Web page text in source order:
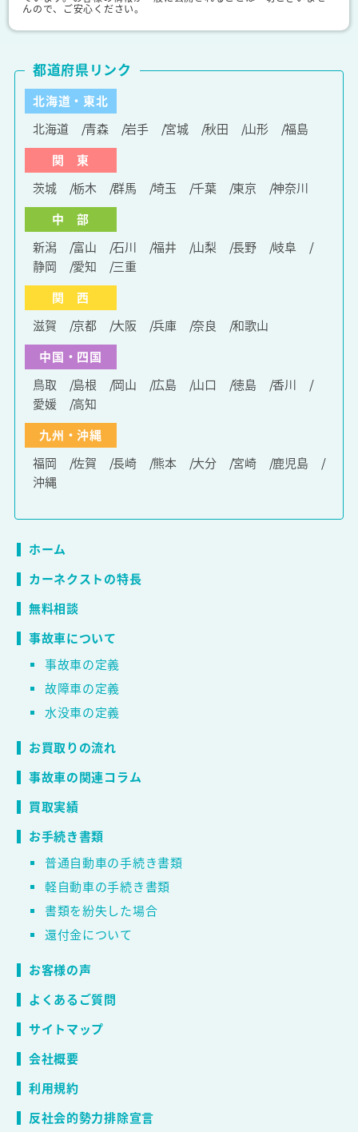
んので、ご安心ください。
北海道・東北
北海道
青森 岩手 宮城 秋田 山形
福島
関 東
茨城
栃木 群馬 埼玉 千葉 東京
神奈川
中 部
新潟
富山 石川 福井 山梨 長野
岐阜
静岡
愛知
三重
関 西
滋賀
京都 大阪 兵庫 奈良
和歌山
中国・四国
鳥取
島根 岡山 広島 山口 徳島
香川
愛媛
高知
九州・沖縄
福岡
佐賀 長崎 熊本 大分 宮崎
鹿児島
沖縄
都道府県リンク
ホーム
カーネクストの特長
無料相談
事故車について
事故車の定義
故障車の定義
水没車の定義
お買取りの流れ
事故車の関連コラム
買取実績
お手続き書類
普通自動車の手続き書類
軽自動車の手続き書類
書類を紛失した場合
還付金について
お客様の声
よくあるご質問
サイトマップ
会社概要
利用規約
反社会的勢力排除宣言